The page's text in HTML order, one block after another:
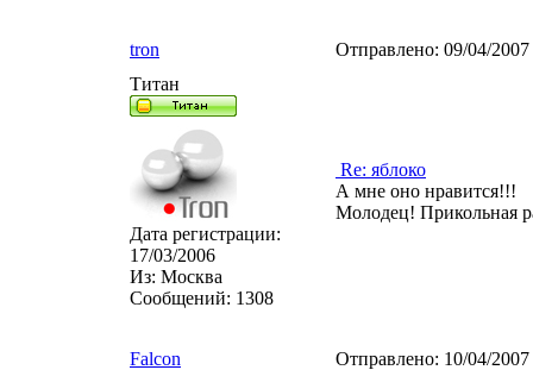
tron Отправлено: 09/04/
Титан
Дата регистрации:
17/03/2006
Из: Москва
Сообщений: 1308
Re: яблоко
А мне оно нравится!!!
Молодец! Прикольная
Falcon Отправлено: 10/04/